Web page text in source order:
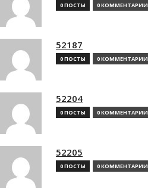
0 ПОСТЫ 0 КОММЕНТАРИИ
52187
0 ПОСТЫ 0 КОММЕНТАРИИ
52204
0 ПОСТЫ 0 КОММЕНТАРИИ
52205
0 ПОСТЫ 0 КОММЕНТАРИИ